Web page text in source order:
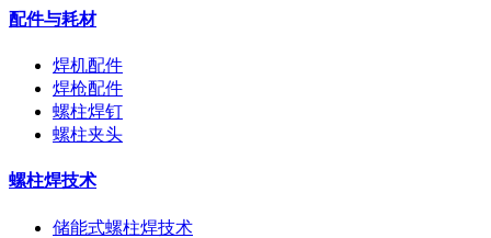
配件与耗材
焊机配件
焊枪配件
螺柱焊钉
螺柱夹头
螺柱焊技术
储能式螺柱焊技术